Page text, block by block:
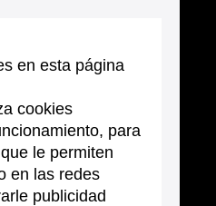
en esta página
cookies
para
le permiten
en las redes
publicidad